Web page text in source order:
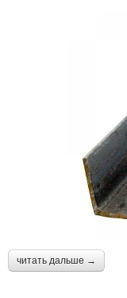
читать дальше →